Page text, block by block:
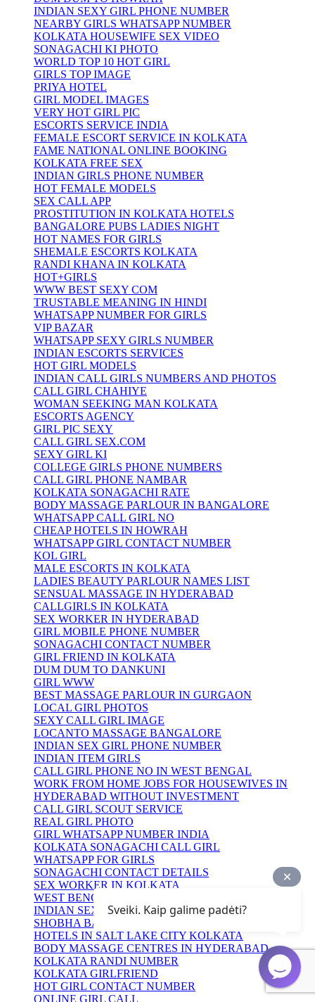
INDIAN SEXY GIRL PHONE NUMBER
NEARBY GIRLS WHATSAPP NUMBER
KOLKATA HOUSEWIFE SEX VIDEO
SONAGACHI KI PHOTO
WORLD TOP 10 HOT GIRL
GIRLS TOP IMAGE
PRIYA HOTEL
GIRL MODEL IMAGES
VERY HOT GIRL PIC
ESCORTS SERVICE INDIA
FEMALE ESCORT SERVICE IN KOLKATA
FAME NATIONAL ONLINE BOOKING
KOLKATA FREE SEX
INDIAN GIRLS PHONE NUMBER
HOT FEMALE MODELS
SEX CALL APP
PROSTITUTION IN KOLKATA HOTELS
BANGALORE PUBS LADIES NIGHT
HOT NAMES FOR GIRLS
SHEMALE ESCORTS KOLKATA
RANDI KHANA IN KOLKATA
HOT+GIRLS
WWW BEST SEXY COM
TRUSTABLE MEANING IN HINDI
WHATSAPP NUMBER FOR GIRLS
VIP BAZAR
WHATSAPP SEXY GIRLS NUMBER
INDIAN ESCORTS SERVICES
HOT GIRL MODELS
INDIAN CALL GIRLS NUMBERS AND PHOTOS
CALL GIRL CHAHIYE
WOMAN SEEKING MAN KOLKATA
ESCORTS AGENCY
GIRL PIC SEXY
CALL GIRL SEX.COM
SEXY GIRL KI
COLLEGE GIRLS PHONE NUMBERS
CALL GIRL PHONE NAMBAR
KOLKATA SONAGACHI RATE
BODY MASSAGE PARLOUR IN BANGALORE
WHATSAPP CALL GIRL NO
CHEAP HOTELS IN HOWRAH
WHATSAPP GIRL CONTACT NUMBER
KOL GIRL
MALE ESCORTS IN KOLKATA
LADIES BEAUTY PARLOUR NAMES LIST
SENSUAL MASSAGE IN HYDERABAD
CALLGIRLS IN KOLKATA
SEX WORKER IN HYDERABAD
GIRL MOBILE PHONE NUMBER
SONAGACHI CONTACT NUMBER
GIRL FRIEND IN KOLKATA
DUM DUM TO DANKUNI
GIRL WWW
BEST MASSAGE PARLOUR IN GURGAON
LOCAL GIRL PHOTOS
SEXY CALL GIRL IMAGE
LOCANTO MASSAGE BANGALORE
INDIAN SEX GIRL PHONE NUMBER
INDIAN ITEM GIRLS
CALL GIRL PHONE NO IN WEST BENGAL
WORK FROM HOME JOBS FOR HOUSEWIVES IN
HYDERABAD WITHOUT INVESTMENT
CALL GIRL SCOUT SERVICE
REAL GIRL PHOTO
GIRL WHATSAPP NUMBER INDIA
KOLKATA SONAGACHI CALL GIRL
WHATSAPP FOR GIRLS
SONAGACHI CONTACT DETAILS
SEX WORKER IN KOLKATA
WEST BENGAL SEXY GIRL
INDIAN SEXY GIRLS NUMBER
SHOBHA BAZAR KOLKATA RED LIGHT AREA
HOTELS IN SALT LAKE CITY KOLKATA
BODY MASSAGE CENTRES IN HYDERABAD
KOLKATA RANDI NUMBER
KOLKATA GIRLFRIEND
HOT GIRL CONTACT NUMBER
ONLINE GIRL CALL
Sveiki. Kaip galime padėti?